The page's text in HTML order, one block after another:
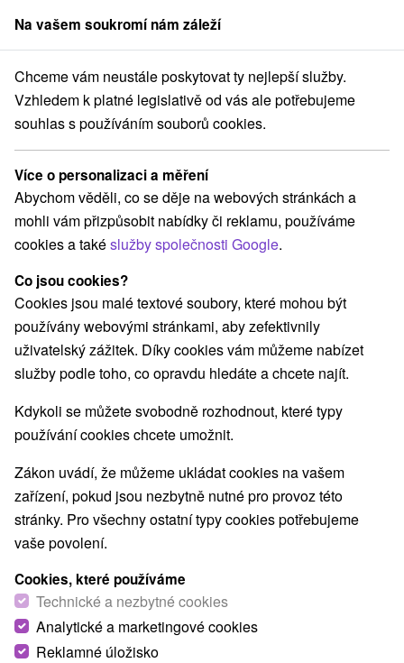
člen skupinySorger
Slovensku Rekreační poukazy na Slovensku Stredné Slovensko
Rekreační poukazy Stredné
Slovensko
Kategorie
Všechny kategorie
Pobyty v akci(65)
Wellness pobyty(89)
Romantické pobyty(26) Pobyty pro seniory(33)
Rodinné pobyty(67)
Vyberte lokalitu nebo termín
Nejprodávanější
od
1.
Na vašem soukromí nám záleží
Chceme vám neustále poskytovat ty nejlepší služby.
Vzhledem k platné legislativě od vás ale potřebujeme
souhlas s používáním souborů cookies.
Více o personalizaci a měření
Abychom věděli, co se děje na webových stránkách a
mohli vám přizpůsobit nabídky či reklamu, používáme
cookies a takéslužby společnosti Google.
Co jsou cookies?
Cookies jsou malé textové soubory, které mohou být
používány webovými stránkami, aby zefektivnily
uživatelský zážitek. Díky cookies vám můžeme nabízet
služby podle toho, co opravdu hledáte a chcete najít.
Kdykoli se můžete svobodně rozhodnout, které typy
používání cookies chcete umožnit.
Zákon uvádí, že můžeme ukládat cookies na vašem
zařízení, pokud jsou nezbytně nutné pro provoz této
stránky. Pro všechny ostatní typy cookies potřebujeme
vaše povolení.
Cookies, které používáme
Technické a nezbytné cookies
Analytické a marketingové cookies
Reklamné úložisko